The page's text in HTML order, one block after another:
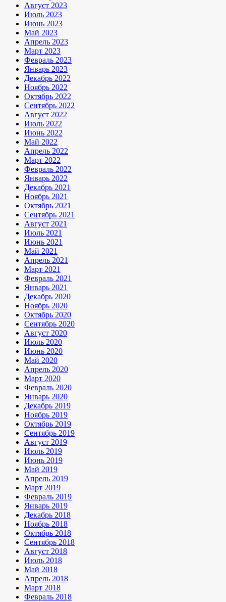
Август 2023
Июль 2023
Июнь 2023
Май 2023
Апрель 2023
Март 2023
Февраль 2023
Январь 2023
Декабрь 2022
Ноябрь 2022
Октябрь 2022
Сентябрь 2022
Август 2022
Июль 2022
Июнь 2022
Май 2022
Апрель 2022
Март 2022
Февраль 2022
Январь 2022
Декабрь 2021
Ноябрь 2021
Октябрь 2021
Сентябрь 2021
Август 2021
Июль 2021
Июнь 2021
Май 2021
Апрель 2021
Март 2021
Февраль 2021
Январь 2021
Декабрь 2020
Ноябрь 2020
Октябрь 2020
Сентябрь 2020
Август 2020
Июль 2020
Июнь 2020
Май 2020
Апрель 2020
Март 2020
Февраль 2020
Январь 2020
Декабрь 2019
Ноябрь 2019
Октябрь 2019
Сентябрь 2019
Август 2019
Июль 2019
Июнь 2019
Май 2019
Апрель 2019
Март 2019
Февраль 2019
Январь 2019
Декабрь 2018
Ноябрь 2018
Октябрь 2018
Сентябрь 2018
Август 2018
Июль 2018
Май 2018
Апрель 2018
Март 2018
Февраль 2018